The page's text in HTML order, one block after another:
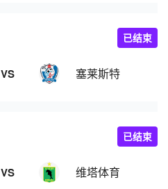
VS 塞莱斯特
已结束
VS 维塔体育
已结束